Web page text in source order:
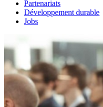
Partenariats
Développement durable
Jobs